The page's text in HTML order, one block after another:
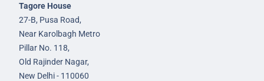
Tagore House
27-B, Pusa Road,
Near Karolbagh Metro
Pillar No. 118,
Old Rajinder Nagar,
New Delhi - 110060